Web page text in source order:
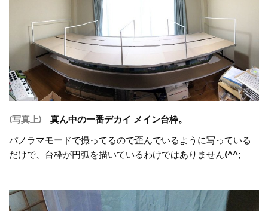
(写真上)
真ん中の一番デカイ メイン台枠。
パノラマモードで撮ってるので歪んでいるように写っている
だけで、台枠が円弧を描いているわけではありません(^^;